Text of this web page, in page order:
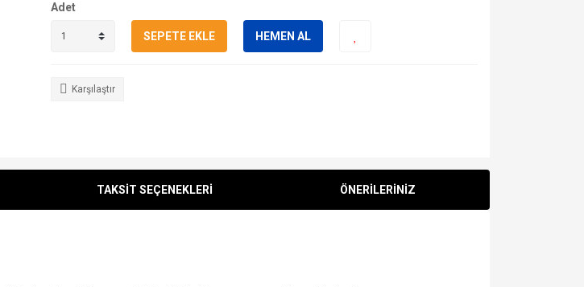
Adet
SEPETE EKLE HEMEN AL
Karşılaştır
TAKSİT SEÇENEKLERİ ÖNERİLERİNİZ